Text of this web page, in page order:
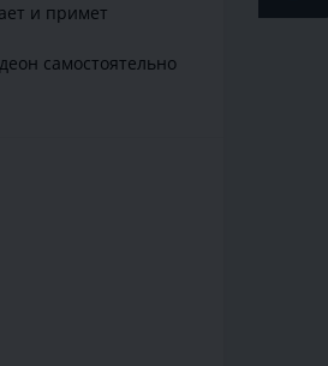
и примет
самостоятельно